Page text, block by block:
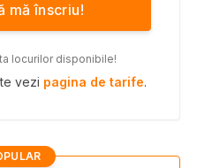
mă înscriu!
locurilor disponibile!
vezi pagina de tarife.